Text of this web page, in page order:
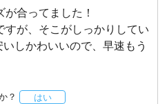
合ってました！
が、そこがしっかりしてい
しかわいいので、早速もう
？ はい